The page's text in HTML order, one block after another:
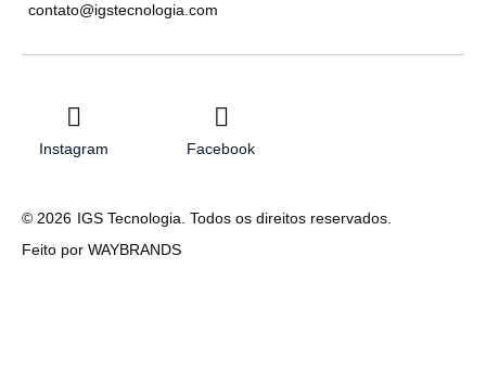
contato@igstecnologia.com
Instagram Facebook
© 2026 IGS Tecnologia. Todos os direitos reservados.
Feito por WAYBRANDS